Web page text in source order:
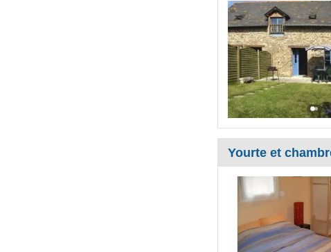
Yourte et